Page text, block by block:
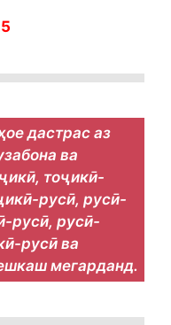
дастрас аз
ва
тоҷикӣ-
русӣ, русӣ-
русӣ, русӣ-
русӣ ва
мегарданд.